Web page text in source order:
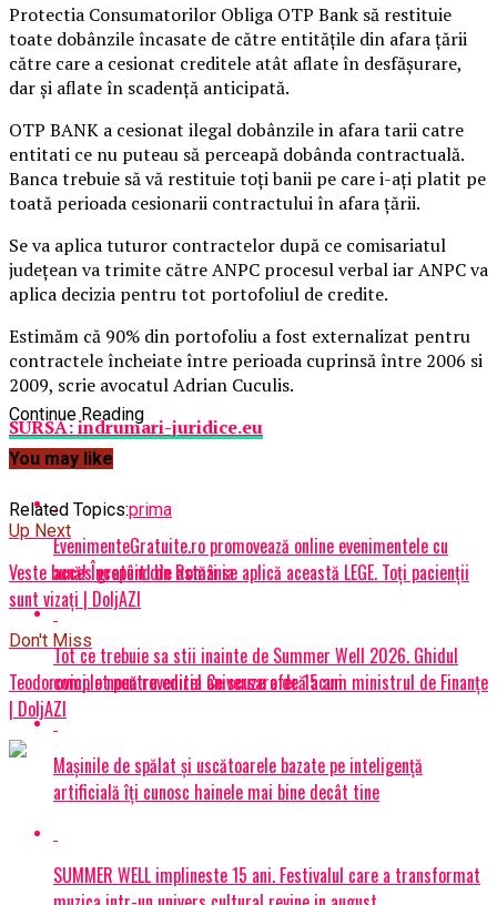
Protectia Consumatorilor Obliga OTP Bank să restituie
toate dobânzile încasate de către entităţile din afara ţării
către care a cesionat creditele atât aflate în desfăşurare,
dar şi aflate în scadenţă anticipată.
OTP BANK a cesionat ilegal dobânzile in afara tarii catre
entitati ce nu puteau să perceapă dobânda contractuală.
Banca trebuie să vă restituie toţi banii pe care i-aţi platit pe
toată perioada cesionarii contractului în afara ţării.
Se va aplica tuturor contractelor după ce comisariatul
judeţean va trimite către ANPC procesul verbal iar ANPC va
aplica decizia pentru tot portofoliul de credite.
Estimăm că 90% din portofoliu a fost externalizat pentru
contractele încheiate între perioada cuprinsă între 2006 si
2009, scrie avocatul Adrian Cuculis.
SURSA: indrumari-juridice.eu
Related Topics:prima
Up Next
Veste bună! Începând de astăzi se aplică această LEGE. Toți pacienții
sunt vizați | DoljAZI
Don't Miss
Teodorovici, o nouă revenire! Ce scuze oferă acum ministrul de Finanţe
| DoljAZI
Continue Reading
You may like
EvenimenteGratuite.ro promovează online evenimentele cu
acces gratuit din România
Tot ce trebuie sa stii inainte de Summer Well 2026. Ghidul
complet pentru editia aniversara de 15 ani
Mașinile de spălat și uscătoarele bazate pe inteligență
artificială îți cunosc hainele mai bine decât tine
SUMMER WELL implineste 15 ani. Festivalul care a transformat